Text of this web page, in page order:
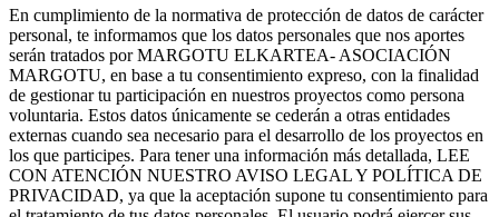
En cumplimiento de la normativa de protección de datos de carácter
personal, te informamos que los datos personales que nos aportes
serán tratados por MARGOTU ELKARTEA- ASOCIACIÓN
MARGOTU, en base a tu consentimiento expreso, con la finalidad
de gestionar tu participación en nuestros proyectos como persona
voluntaria. Estos datos únicamente se cederán a otras entidades
externas cuando sea necesario para el desarrollo de los proyectos en
los que participes. Para tener una información más detallada, LEE
CON ATENCIÓN NUESTRO AVISO LEGAL Y POLÍTICA DE
PRIVACIDAD, ya que la aceptación supone tu consentimiento para